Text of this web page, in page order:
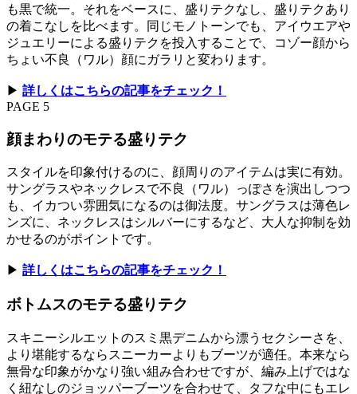
も黒で統一。それをベースに、盛りテクなし、盛りテクあり
の着こなしを比べます。同じモノトーンでも、アイウエアや
ジュエリーによる盛りテクを投入することで、コゾー顔から
ちょい不良（ワル）顔にガラリと変わります。
▶︎ 詳しくはこちらの記事をチェック！
PAGE 5
顔まわりのモテる盛りテク
スタイルを印象付けるのに、顔周りのアイテムは実に有効。
サングラスやネックレスで不良（ワル）っぽさを演出しつつ
も、イカつい雰囲気になるのは御法度。サングラスは薄色レ
ンズに、ネックレスはシルバーにするなど、大人な抑制を効
かせるのがポイントです。
▶︎ 詳しくはこちらの記事をチェック！
ボトムスのモテる盛りテク
スキニーシルエットのスミ黒デニムから漂うセクシーさを、
より堪能するならスニーカーよりもブーツが適任。本来なら
無骨な印象がかなり強い組み合わせですが、編み上げではな
く紐なしのジョッパーブーツを合わせて、タフな中にもエレ